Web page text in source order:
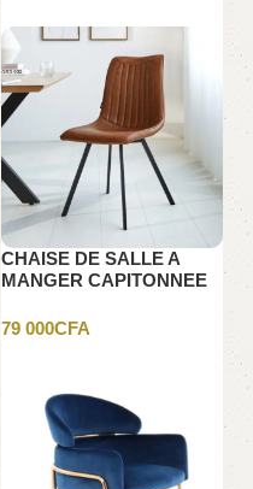
CHAISE DE SALLE A
MANGER CAPITONNEE
79 000CFA